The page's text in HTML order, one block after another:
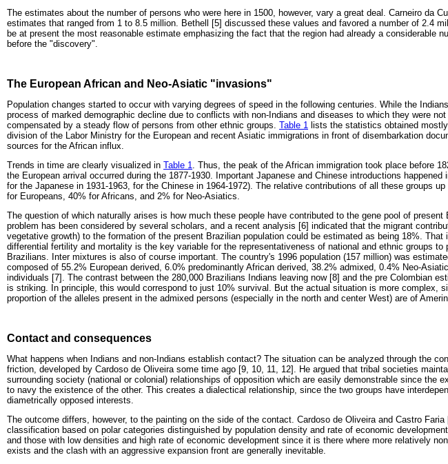
The estimates about the number of persons who were here in 1500, however, vary a great deal. Carneiro da
estimates that ranged from 1 to 8.5 million. Bethell [5] discussed these values and favored a number of 2.4
be at present the most reasonable estimate emphasizing the fact that the region had already a considerable
before the "discovery".
The European African and Neo-Asiatic "invasions"
Population changes started to occur with varying degrees of speed in the following centuries. While the
process of marked demographic decline due to conflicts with non-Indians and diseases to which they were
compensated by a steady flow of persons from other ethnic groups. Table 1
lists the statistics obtained
division of the Labor Ministry for the European and recent Asiatic immigrations in front of disembarkation
sources for the African influx.
Trends in time are clearly visualized in Table 1. Thus, the peak of the African immigration took place before
the European arrival occurred during the 1877-1930. Important Japanese and Chinese introductions happened
for the Japanese in 1931-1963, for the Chinese in 1964-1972). The relative contributions of all these groups
for Europeans, 40% for Africans, and 2% for Neo-Asiatics.
The question of which naturally arises is how much these people have contributed to the gene pool of present
problem has been considered by several scholars, and a recent analysis [6] indicated that the migrant
vegetative growth) to the formation of the present Brazilian population could be estimated as being 18%. That
differential fertility and mortality is the key variable for the representativeness of national and ethnic groups to
Brazilians. Inter mixtures is also of course important. The country's 1996 population (157 million) was
composed of 55.2% European derived, 6.0% predominantly African derived, 38.2% admixed, 0.4% Neo-
individuals [7]. The contrast between the 280,000 Brazilians Indians leaving now [8] and the pre Colombian
is striking. In principle, this would correspond to just 10% survival. But the actual situation is more complex,
proportion of the alleles present in the admixed persons (especially in the north and center West) are of
Contact and consequences
What happens when Indians and non-Indians establish contact? The situation can be analyzed through the
friction, developed by Cardoso de Oliveira some time ago [9, 10, 11, 12]. He argued that tribal societies
surrounding society (national or colonial) relationships of opposition which are easily demonstrable since the
to navy the existence of the other. This creates a dialectical relationship, since the two groups have
diametrically opposed interests.
The outcome differs, however, to the painting on the side of the contact. Cardoso de Oliveira and Castro Faria
classification based on polar categories distinguished by population density and rate of economic
and those with low densities and high rate of economic development since it is there where more relatively
exists and the clash with an aggressive expansion front are generally inevitable.